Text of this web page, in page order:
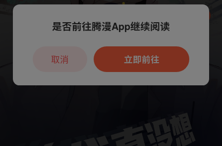
本章节仅支持App阅读，可打开App新用
户7天免费看
是否前往腾漫App继续阅读
立即前往
取消